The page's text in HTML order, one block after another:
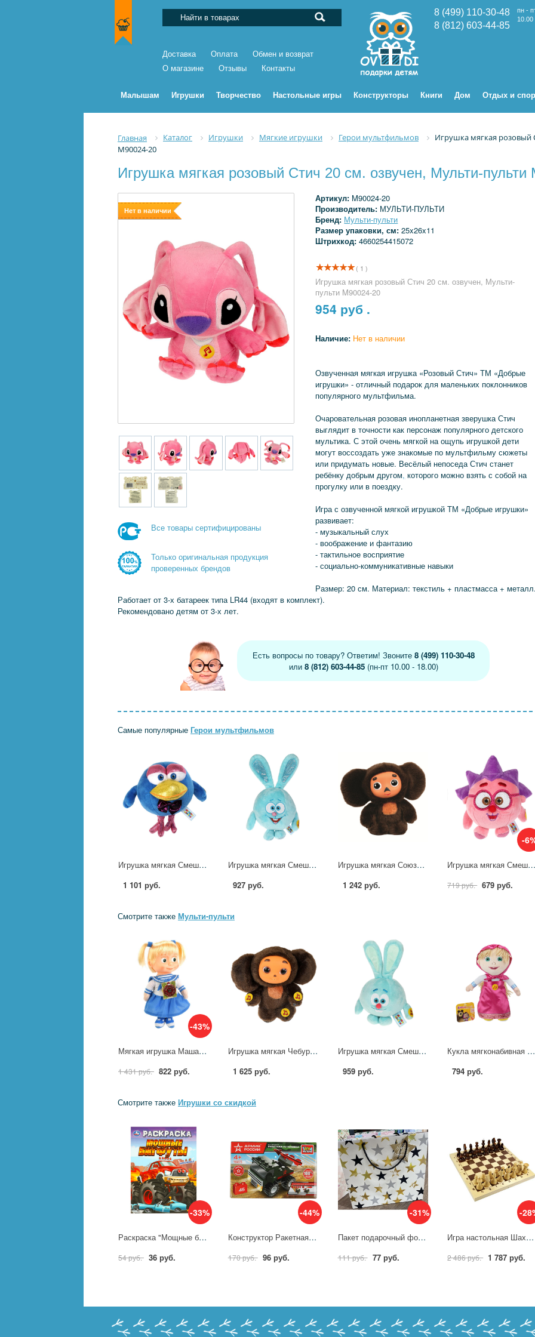
Доставка Оплата
Обмен и возврат
О магазине
Отзывы Контакты
8 (499) 110-30-48
пн -
10.00
8 (812) 603-44-85
Малышам Игрушки Творчество Настольные игры Конструкторы Книги Дом Отдых и
Главная Каталог Игрушки Мягкие игрушки Герои мультфильмов
Игрушка мягкая розовый
M90024-20
Игрушка мягкая розовый Стич 20 см. озвучен, Мульти-пульти
Нет в наличии
Все товары сертифицированы
Только оригинальная продукция
проверенных брендов
Артикул: M90024-20
Производитель: МУЛЬТИ-ПУЛЬТИ
Бренд: Мульти-пульти
Размер упаковки, см:25x26x11
Штрихкод:4660254415072
( 1 )
Игрушка мягкая розовый Стич 20 см. озвучен, Мульти-
пульти M90024-20
954 руб .
Наличие: Нет в наличии
Озвученная мягкая игрушка «Розовый Стич» ТМ «Добрые
игрушки» - отличный подарок для маленьких поклонников
популярного мультфильма.
Очаровательная розовая инопланетная зверушка Стич
выглядит в точности как персонаж популярного детского
мультика. С этой очень мягкой на ощупь игрушкой дети
могут воссоздать уже знакомые по мультфильму сюжеты
или придумать новые. Весёлый непоседа Стич станет
ребёнку добрым другом, которого можно взять с собой на
прогулку или в поездку.
Игра с озвученной мягкой игрушкой ТМ «Добрые игрушки»
развивает:
- музыкальный слух
- воображение и фантазию
- тактильное восприятие
- социально-коммуникативные навыки
Размер: 20 см. Материал: текстиль + пластмасса +
Работает от 3-х батареек типа LR44 (входят в комплект).
Рекомендовано детям от 3-х лет.
Есть вопросы по товару? Ответим! Звоните 8 (499) 110-30-48
или 8 (812) 603-44-85(пн-пт 10.00 - 18.00)
Самые популярные Герои мультфильмов
Игрушка мягкая Смешарики Кар-Карыч, 13 см. музыкальная Мульти-пульти A20312-10
1 101 руб.
Игрушка мягкая Смешарики Крош, 13 см. музыкальная Мульти-пульти A20309-10
927 руб.
Игрушка мягкая Союзмультфильм Чебурашка 17 см. музыкальная Мульти-пульти V36083-17S22
1 242 руб.
-
Игрушка мягкая Смешарики Ёжик 13см,
719 руб. 679 руб.
Смотрите также Мульти-пульти
-43%
Мягкая игрушка Маша-морячка 29 см. (м/ф "Маша и Медведь") озвуч. руссифиц. Мульти-пульти V92482/30A
1 431 руб. 822 руб.
Игрушка мягкая Чебурашка с пластиковой мордочкой, 17 см. муз. чип, Мульти-пульти VCH104593PF-17S-WOD
1 625 руб.
Игрушка мягкая Смешарики - Крош, 9 см. музыкальная МУЛЬТИ-ПУЛЬТИ V92769-9B01
959 руб.
Кукла мягконабивная "Маша и Медведь" Маша, 30 см. озвученная Мульти-пульти M121914MM-30S
794 руб.
Смотрите также Игрушки со скидкой
-33%
Раскраска "Мощные бигфуты" 21х29 см. УМка 978-5-506-09694-8
54 руб. 36 руб.
-44%
Конструктор Ракетная установка с инерцией, 46 дет. Город Мастеров 70015-BY
170 руб. 96 руб.
-31%
Пакет подарочный фольга, звезды, размер L Чудо праздник PGL-02-S2
111 руб. 77 руб.
-
Игра настольная Шахматы деревянные, поле 29см х 29см Десятое королевство 02845ДК
2 486 руб. 1 787 руб.